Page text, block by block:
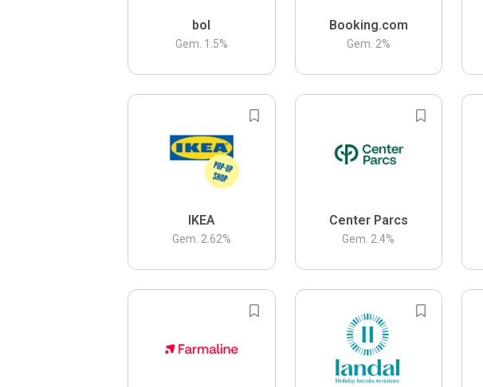
bol
Gem. 1.5%
Booking.com
Gem. 2%
IKEA
Gem. 2.62%
Center Parcs
Gem. 2.4%